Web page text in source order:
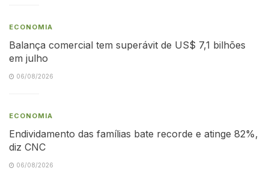
ECONOMIA
Balança comercial tem superávit de US$ 7,1 bilhões
em julho
06/08/2026
ECONOMIA
Endividamento das famílias bate recorde e atinge 82%,
diz CNC
06/08/2026